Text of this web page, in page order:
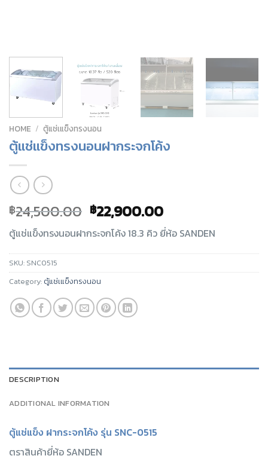
HOME / ตู้แช่เแข็งทรงนอน
ตู้แช่แข็งทรงนอนฝากระจกโค้ง
฿24,500.00 ฿22,900.00
ตู้แช่แข็งทรงนอนฝากระจกโค้ง 18.3 คิว ยี่ห้อ SANDEN
SKU: SNC0515
Category: ตู้แช่เแข็งทรงนอน
DESCRIPTION
ADDITIONAL INFORMATION
ตู้แช่แข็ง ฝากระจกโค้ง รุ่น SNC-0515
ตราสินค้ายี่ห้อ SANDEN